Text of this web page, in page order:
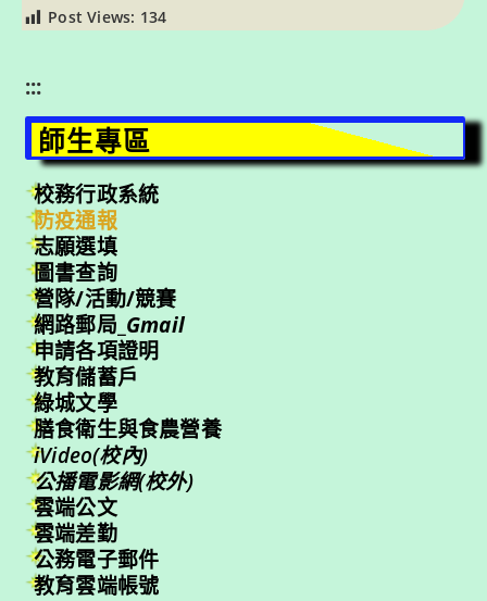
Post Views: 134
:::
師生專區
校務行政系統
防疫通報
志願選填
圖書查詢
營隊/活動/競賽
網路郵局_ Gmail
申請各項證明
教育儲蓄戶
綠城文學
膳食衛生與食農營養
iVideo(校內)
公播電影網(校外)
雲端公文
雲端差勤
公務電子郵件
教育雲端帳號